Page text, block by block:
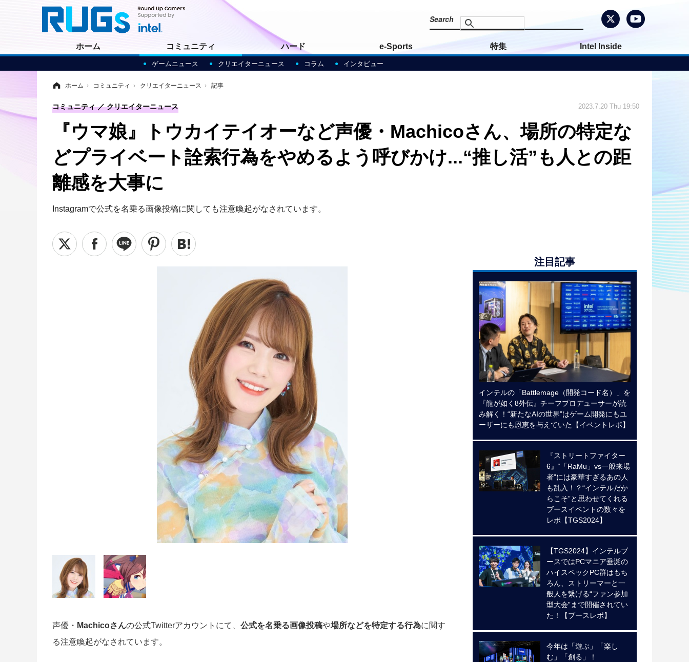
ホーム コミュニティ
ゲームニュース クリエイターニュース コラム インタビュー
ハード e-Sports 特集 Intel Inside
ホーム › コミュニティ › クリエイターニュース › 記事
『ウマ娘』トウカイテイオーなど声優・Machicoさん、場所の特定な
どプライベート詮索行為をやめるよう呼びかけ...“推し活”も人との距
離感を大事に
Instagramで公式を名乗る画像投稿に関しても注意喚起がなされています。
コミュニティ クリエイターニュース 2023.7.20 Thu 19:50
声優・ Machicoさんの公式Twitterアカウントにて、 公式を名乗る画像投稿や場所などを特定する行為に関す
る注意喚起がなされています。
注目記事
インテルの「Battlemage（開発コード名）」を
『龍が如く8外伝』チーフプロデューサーが読
み解く！“新たなAIの世界”はゲーム開発にもユ
ーザーにも恩恵を与えていた【イベントレポ】
『ストリートファイター
6』“「RaMu」vs一般来場
者”には豪華すぎるあの人
も乱入！？“インテルだか
らこそ”と思わせてくれる
ブースイベントの数々を
レポ【TGS2024】
【TGS2024】インテルブ
ースではPCマニア垂涎の
ハイスペックPC群はもち
ろん、ストリーマーと一
般人を繋げる“ファン参加
型大会”まで開催されてい
た！【ブースレポ】
今年は「遊ぶ」「楽し
む」「創る」！